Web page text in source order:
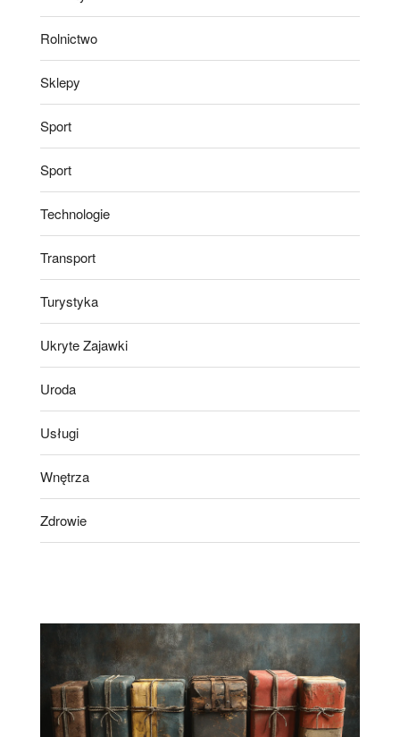
Rolnictwo
Sklepy
Sport
Sport
Technologie
Transport
Turystyka
Ukryte Zajawki
Uroda
Usługi
Wnętrza
Zdrowie